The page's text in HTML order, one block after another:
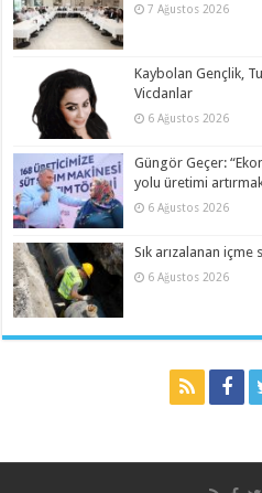
7 Ağustos 2026
Kaybolan Gençlik,
Vicdanlar
6 Ağustos 2026
Güngör Geçer:
yolu üretimi
6 Ağustos 2026
Sık arızalanan
6 Ağustos 2026